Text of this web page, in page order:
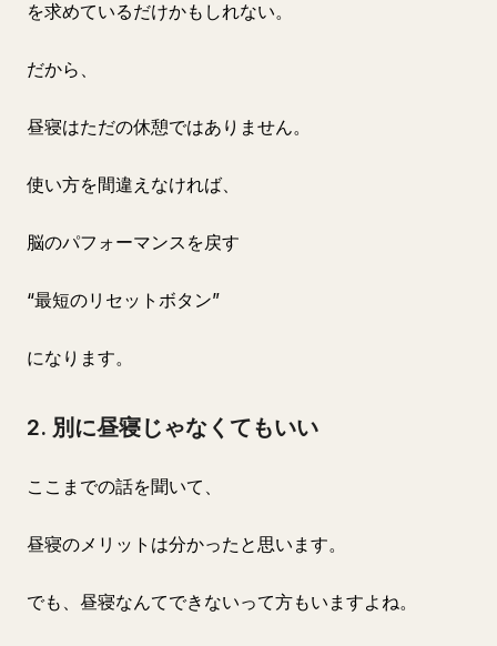
を求めているだけかもしれない。
だから、
昼寝はただの休憩ではありません。
使い方を間違えなければ、
脳のパフォーマンスを戻す
“最短のリセットボタン”
になります。
2. 別に昼寝じゃなくてもいい
ここまでの話を聞いて、
昼寝のメリットは分かったと思います。
でも、昼寝なんてできないって方もいますよね。